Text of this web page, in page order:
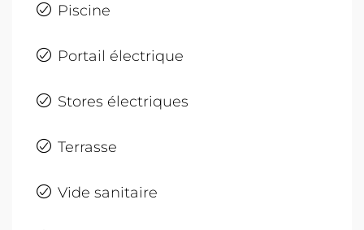
Piscine
Portail électrique
Stores électriques
Terrasse
Vide sanitaire